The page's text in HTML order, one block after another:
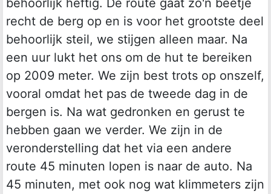
behoorlijk heftig. De route gaat zo'n beetje
recht de berg op en is voor het grootste deel
behoorlijk steil, we stijgen alleen maar. Na
een uur lukt het ons om de hut te bereiken
op 2009 meter. We zijn best trots op onszelf,
vooral omdat het pas de tweede dag in de
bergen is. Na wat gedronken en gerust te
hebben gaan we verder. We zijn in de
veronderstelling dat het via een andere
route 45 minuten lopen is naar de auto. Na
45 minuten, met ook nog wat klimmeters zijn